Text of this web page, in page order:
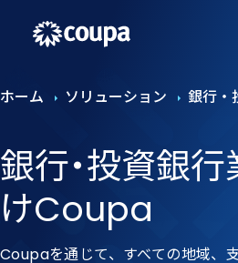
ホーム ソリューション 銀行・
銀行・投資銀
けCoupa
Coupaを通じて、すべての地域、